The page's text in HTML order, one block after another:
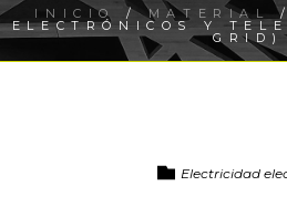
INICIO /MATERIAL /
ELECTRÓNICOS Y
GRID)
Electricidad